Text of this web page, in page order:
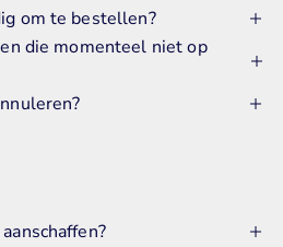
om te bestellen?
die momenteel niet op